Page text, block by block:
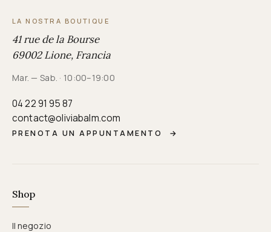
LA NOSTRA BOUTIQUE
41 rue de la Bourse
69002 Lione, Francia
Mar. — Sab. · 10:00–19:00
04 22 91 95 87
contact@oliviabalm.com
PRENOTA UN APPUNTAMENTO →
Shop
Il negozio